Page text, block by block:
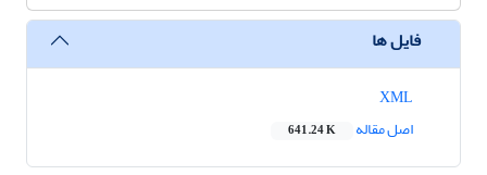
فایل ها
اصل مقاله
641.24 K